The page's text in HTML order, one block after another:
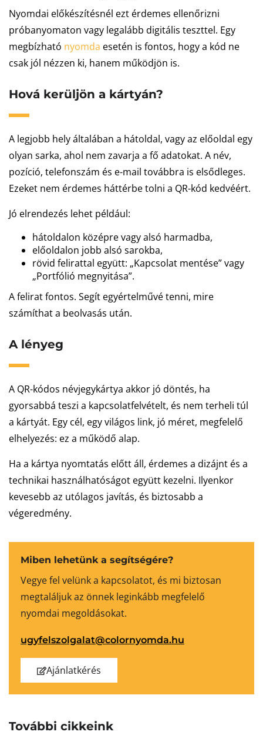
Nyomdai előkészítésnél ezt érdemes ellenőrizni
próbanyomaton vagy legalább digitális teszttel. Egy
megbízható nyomda esetén is fontos, hogy a kód ne
csak jól nézzen ki, hanem működjön is.
Hová kerüljön a kártyán?
A legjobb hely általában a hátoldal, vagy az előoldal egy
olyan sarka, ahol nem zavarja a fő adatokat. A név,
pozíció, telefonszám és e-mail továbbra is elsődleges.
Ezeket nem érdemes háttérbe tolni a QR-kód kedvéért.
Jó elrendezés lehet például:
hátoldalon középre vagy alsó harmadba,
előoldalon jobb alsó sarokba,
rövid felirattal együtt: „Kapcsolat mentése” vagy
„Portfólió megnyitása”.
A felirat fontos. Segít egyértelművé tenni, mire
számíthat a beolvasás után.
A lényeg
A QR-kódos névjegykártya akkor jó döntés, ha
gyorsabbá teszi a kapcsolatfelvételt, és nem terheli túl
a kártyát. Egy cél, egy világos link, jó méret, megfelelő
elhelyezés: ez a működő alap.
Ha a kártya nyomtatás előtt áll, érdemes a dizájnt és a
technikai használhatóságot együtt kezelni. Ilyenkor
kevesebb az utólagos javítás, és biztosabb a
végeredmény.
Miben lehetünk a segítségére?
Vegye fel velünk a kapcsolatot, és mi biztosan
megtaláljuk az önnek leginkább megfelelő
nyomdai megoldásokat.
ugyfelszolgalat@colornyomda.hu
Ajánlatkérés
További cikkeink